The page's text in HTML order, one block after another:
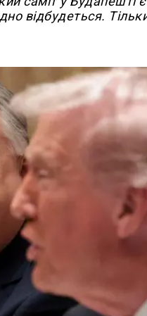
відбудеться.